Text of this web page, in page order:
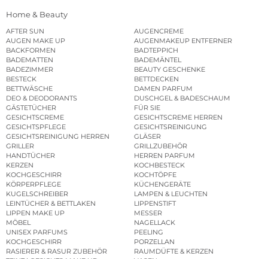
Home & Beauty
AFTER SUN
AUGENCREME
AUGEN MAKE UP
AUGENMAKEUP ENTFERNER
BACKFORMEN
BADTEPPICH
BADEMATTEN
BADEMÄNTEL
BADEZIMMER
BEAUTY GESCHENKE
BESTECK
BETTDECKEN
BETTWÄSCHE
DAMEN PARFUM
DEO & DEODORANTS
DUSCHGEL & BADESCHAUM
GÄSTETÜCHER
FÜR SIE
GESICHTSCREME
GESICHTSCREME HERREN
GESICHTSPFLEGE
GESICHTSREINIGUNG
GESICHTSREINIGUNG HERREN
GLÄSER
GRILLER
GRILLZUBEHÖR
HANDTÜCHER
HERREN PARFUM
KERZEN
KOCHBESTECK
KOCHGESCHIRR
KOCHTÖPFE
KÖRPERPFLEGE
KÜCHENGERÄTE
KUGELSCHREIBER
LAMPEN & LEUCHTEN
LEINTÜCHER & BETTLAKEN
LIPPENSTIFT
LIPPEN MAKE UP
MESSER
MÖBEL
NAGELLACK
UNISEX PARFUMS
PEELING
KOCHGESCHIRR
PORZELLAN
RASIERER & RASUR ZUBEHÖR
RAUMDÜFTE & KERZEN